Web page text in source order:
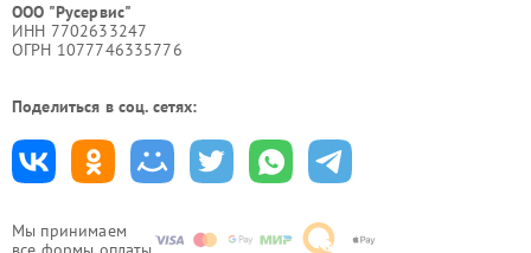
Мы принимаем
ООО "Русервис"
ИНН 7702633247
ОГРН 1077746335776
Поделиться в соц. сетях: